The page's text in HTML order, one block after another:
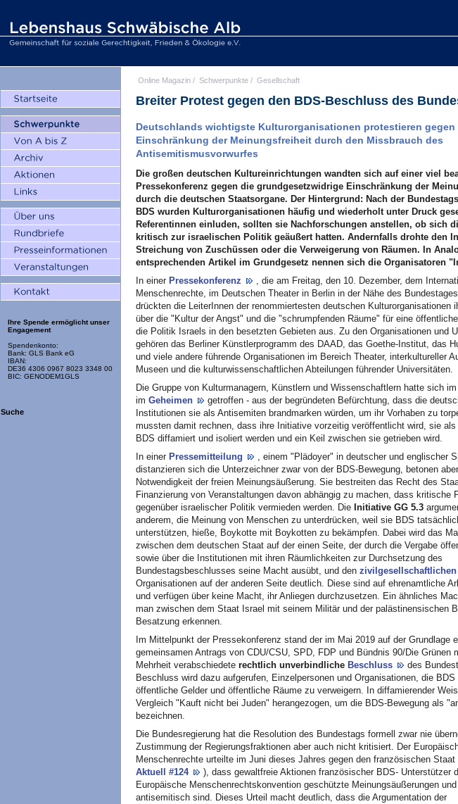
Ihre Spende ermöglicht unser
Engagement
Spendenkonto:
Bank: GLS Bank eG
IBAN:
DE36 4306 0967 8023 3348 00
BIC: GENODEM1GLS
Suche
Online Magazin / Schwerpunkte / Gesellschaft
Breiter Protest gegen den BDS-Beschluss des
Deutschlands wichtigste Kulturorganisationen protestieren gegen
Einschränkung der Meinungsfreiheit durch den Missbrauch des
Antisemitismusvorwurfes
Die großen deutschen Kultureinrichtungen wandten sich auf einer viel
Pressekonferenz gegen die grundgesetzwidrige Einschränkung der
durch die deutschen Staatsorgane. Der Hintergrund: Nach der
BDS wurden Kulturorganisationen häufig und wiederholt unter Druck
Referentinnen einluden, sollten sie Nachforschungen anstellen, ob sich
kritisch zur israelischen Politik geäußert hatten. Andernfalls drohte den
Streichung von Zuschüssen oder die Verweigerung von Räumen. In
entsprechenden Artikel im Grundgesetz nennen sich die Organisatoren
In einer Pressekonferenz
, die am Freitag, den 10. Dezember, dem
Menschenrechte, im Deutschen Theater in Berlin in der Nähe des
drückten die LeiterInnen der renommiertesten deutschen Kulturorganisationen
über die "Kultur der Angst" und die "schrumpfenden Räume" für eine
die Politik Israels in den besetzten Gebieten aus. Zu den Organisationen und
gehören das Berliner Künstlerprogramm des DAAD, das Goethe-Institut, das
und viele andere führende Organisationen im Bereich Theater, interkultureller
Museen und die kulturwissenschaftlichen Abteilungen führender Universitäten.
Die Gruppe von Kulturmanagern, Künstlern und Wissenschaftlern hatte sich
im Geheimen
getroffen - aus der begründeten Befürchtung, dass die
Institutionen sie als Antisemiten brandmarken würden, um ihr Vorhaben zu
mussten damit rechnen, dass ihre Initiative vorzeitig veröffentlicht wird, sie
BDS diffamiert und isoliert werden und ein Keil zwischen sie getrieben wird.
In einer Pressemitteilung
, einem "Plädoyer" in deutscher und englischer
distanzieren sich die Unterzeichner zwar von der BDS-Bewegung, betonen
Notwendigkeit der freien Meinungsäußerung. Sie bestreiten das Recht des
Finanzierung von Veranstaltungen davon abhängig zu machen, dass kritische
gegenüber israelischer Politik vermieden werden. Die Initiative GG 5.3
anderem, die Meinung von Menschen zu unterdrücken, weil sie BDS
unterstützen, hieße, Boykotte mit Boykotten zu bekämpfen. Dabei wird das
zwischen dem deutschen Staat auf der einen Seite, der durch die Vergabe
sowie über die Institutionen mit ihren Räumlichkeiten zur Durchsetzung des
Bundestagsbeschlusses seine Macht ausübt, und den zivilgesellschaftlichen
Organisationen auf der anderen Seite deutlich. Diese sind auf ehrenamtliche
und verfügen über keine Macht, ihr Anliegen durchzusetzen. Ein ähnliches
man zwischen dem Staat Israel mit seinem Militär und der palästinensischen
Besatzung erkennen.
Im Mittelpunkt der Pressekonferenz stand der im Mai 2019 auf der Grundlage
gemeinsamen Antrags von CDU/CSU, SPD, FDP und Bündnis 90/Die Grünen
Mehrheit verabschiedete rechtlich unverbindliche Beschluss
des
Beschluss wird dazu aufgerufen, Einzelpersonen und Organisationen, die
öffentliche Gelder und öffentliche Räume zu verweigern. In diffamierender
Vergleich "Kauft nicht bei Juden" herangezogen, um die BDS-Bewegung als
bezeichnen.
Die Bundesregierung hat die Resolution des Bundestags formell zwar nie
Zustimmung der Regierungsfraktionen aber auch nicht kritisiert. Der
Menschenrechte urteilte im Juni dieses Jahres gegen den französischen Staat
Aktuell #124
), dass gewaltfreie Aktionen französischer BDS- Unterstützer
Europäische Menschenrechtskonvention geschützte Meinungsäußerungen
antisemitisch sind. Dieses Urteil macht deutlich, dass die Argumentation der